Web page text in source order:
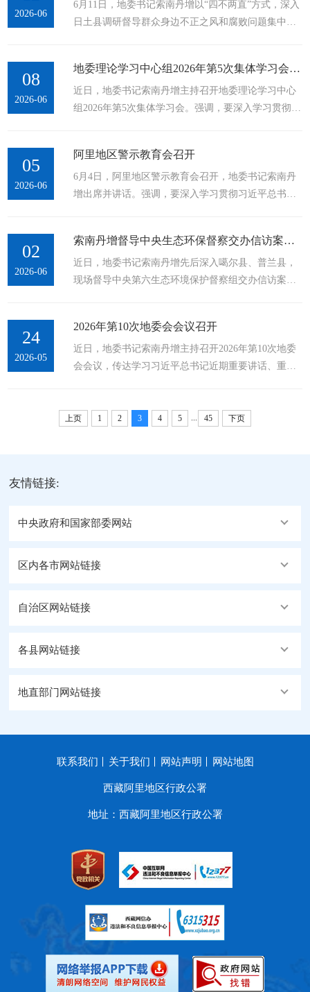
合法权益。石玉辉在地委社会工作部、地区信访局调
研并接待来访群众。记者 扎西达瓦 摄在信访接待室，
2026-06
6月11日，地委书记索南丹增以“四不两直”方式，深入
日土县调研督导群众身边不正之风和腐败问题集中整
要求、更实举措纵深推进集中整治，努力实现基层善
治、群众受益。6月11日，地委书记索南丹增以“四不
两直”方式，深入日土县调研督导群众身边不正之风和
08
2026-06
地委理论学习中心组2026年第5次集体学习会召开
近日，地委书记索南丹增主持召开地委理论学习中心
组2026年第5次集体学习会。强调，要深入学习贯彻习
水平的平安阿里。会上，李斌、冯玉忠、郑勇、达瓦
次仁分别结合分管工作作交流研讨发言。会议指出，
党的十八大以来，习近平总书记站在统筹“两个大
05
2026-06
阿里地区警示教育会召开
6月4日，阿里地区警示教育会召开，地委书记索南丹
增出席并讲话。强调，要深入学习贯彻习近平总书记
部明珠”建设取得新成效。会议集中观看了警示教育
片，通过反面典型警示教育广大党员干部受警醒、明
底线、知敬畏，牢固树立和践行正确政绩观。会议强
02
2026-06
索南丹增督导中央生态环保督察交办信访案件整改工作
近日，地委书记索南丹增先后深入噶尔县、普兰县，
现场督导中央第六生态环境保护督察组交办信访案件
态度、最严格的标准、最有力的举措，抓细抓实问题
整改，用实实在在的工作成效回应群众关切。在噶尔
县医疗废物集中处置中心，索南丹增详细了解医疗废
24
2026-05
2026年第10次地委会会议召开
近日，地委书记索南丹增主持召开2026年第10次地委
会会议，传达学习习近平总书记近期重要讲话、重要
深学笃行习近平外交思想，全面落实党中央决策部署
上页 1 2 3 4 5 45 下页
友情链接:
中央政府和国家部委网站
区内各市网站链接
自治区网站链接
各县网站链接
地直部门网站链接
联系我们 关于我们 网站声明 网站地图
西藏阿里地区行政公署
地址：西藏阿里地区行政公署